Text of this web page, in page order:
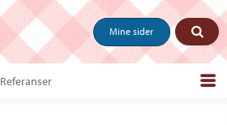
Mine sider
Referanser